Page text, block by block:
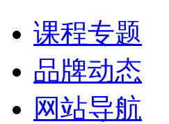
课程专题
品牌动态
网站导航